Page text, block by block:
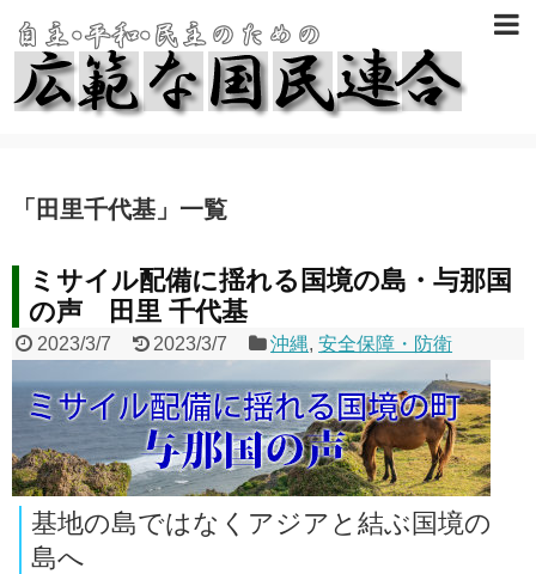
「 田里千代基 」 一覧
ミサイル配備に揺れる国境の島・与那国
の声 田里 千代基
2023/3/7 2023/3/7 沖縄,安全保障・防衛
基地の島ではなくアジアと結ぶ国境の
島へ